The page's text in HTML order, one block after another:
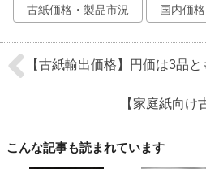
古紙価格・製品市況 国内価格
【古紙輸出価格】円価は3品と
【家庭紙向け
こんな記事も読まれています